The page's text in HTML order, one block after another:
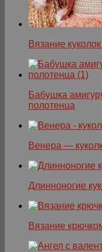
Вязание
Бабушка
полотенца
Венера —
Длинноногие
Вязание